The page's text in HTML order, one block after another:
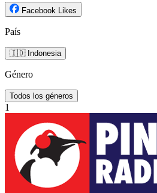
Facebook Likes
País
🇮🇩 Indonesia
Género
Todos los géneros
1